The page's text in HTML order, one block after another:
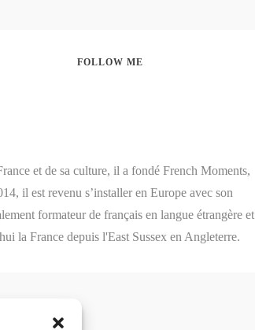
FOLLOW ME
et de sa culture, il a fondé French Moments,
il est revenu s’installer en Europe avec son
formateur de français en langue étrangère et
la France depuis l'East Sussex en Angleterre.